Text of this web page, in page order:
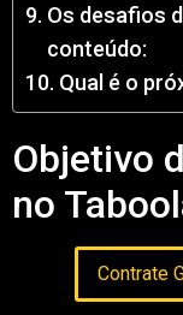
Os desafios
conteúdo:
Qual é o
Objetivo
no
Contrate